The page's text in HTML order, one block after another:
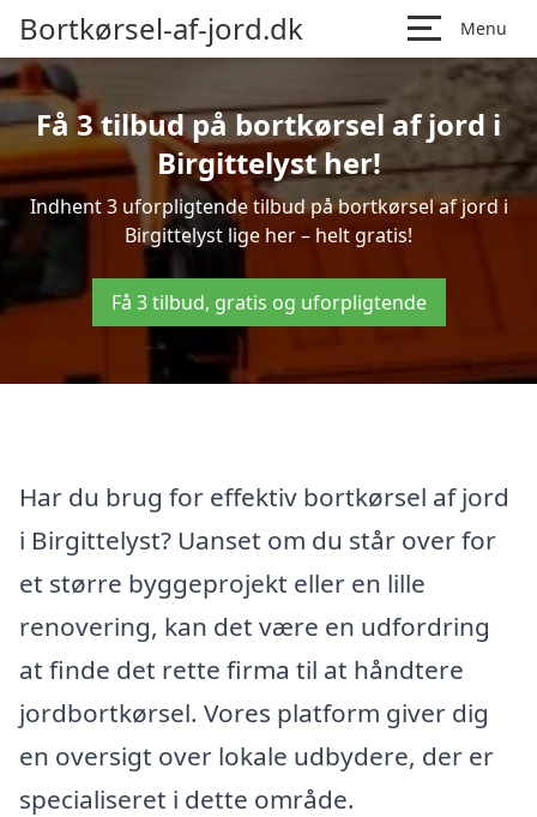
Bortkørsel-af-jord.dk Menu
Få 3 tilbud på bortkørsel af jord i
Birgittelyst her!
Indhent 3 uforpligtende tilbud på bortkørsel af jord i
Birgittelyst lige her – helt gratis!
Få 3 tilbud, gratis og uforpligtende
Har du brug for effektiv bortkørsel af jord
i Birgittelyst? Uanset om du står over for
et større byggeprojekt eller en lille
renovering, kan det være en udfordring
at finde det rette firma til at håndtere
jordbortkørsel. Vores platform giver dig
en oversigt over lokale udbydere, der er
specialiseret i dette område.